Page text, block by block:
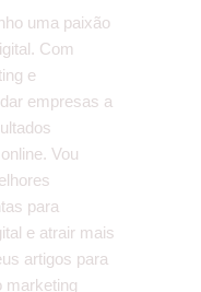
uma paixão
Com
e
empresas a
Vou
para
e atrair mais
artigos para
marketing